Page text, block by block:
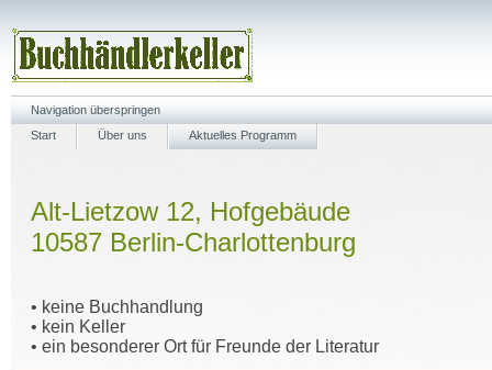
Navigation überspringen
Start
Über uns Aktuelles Programm
Alt-Lietzow 12, Hofgebäude
10587 Berlin-Charlottenburg
• keine Buchhandlung
• kein Keller
• ein besonderer Ort für Freunde der Literatur